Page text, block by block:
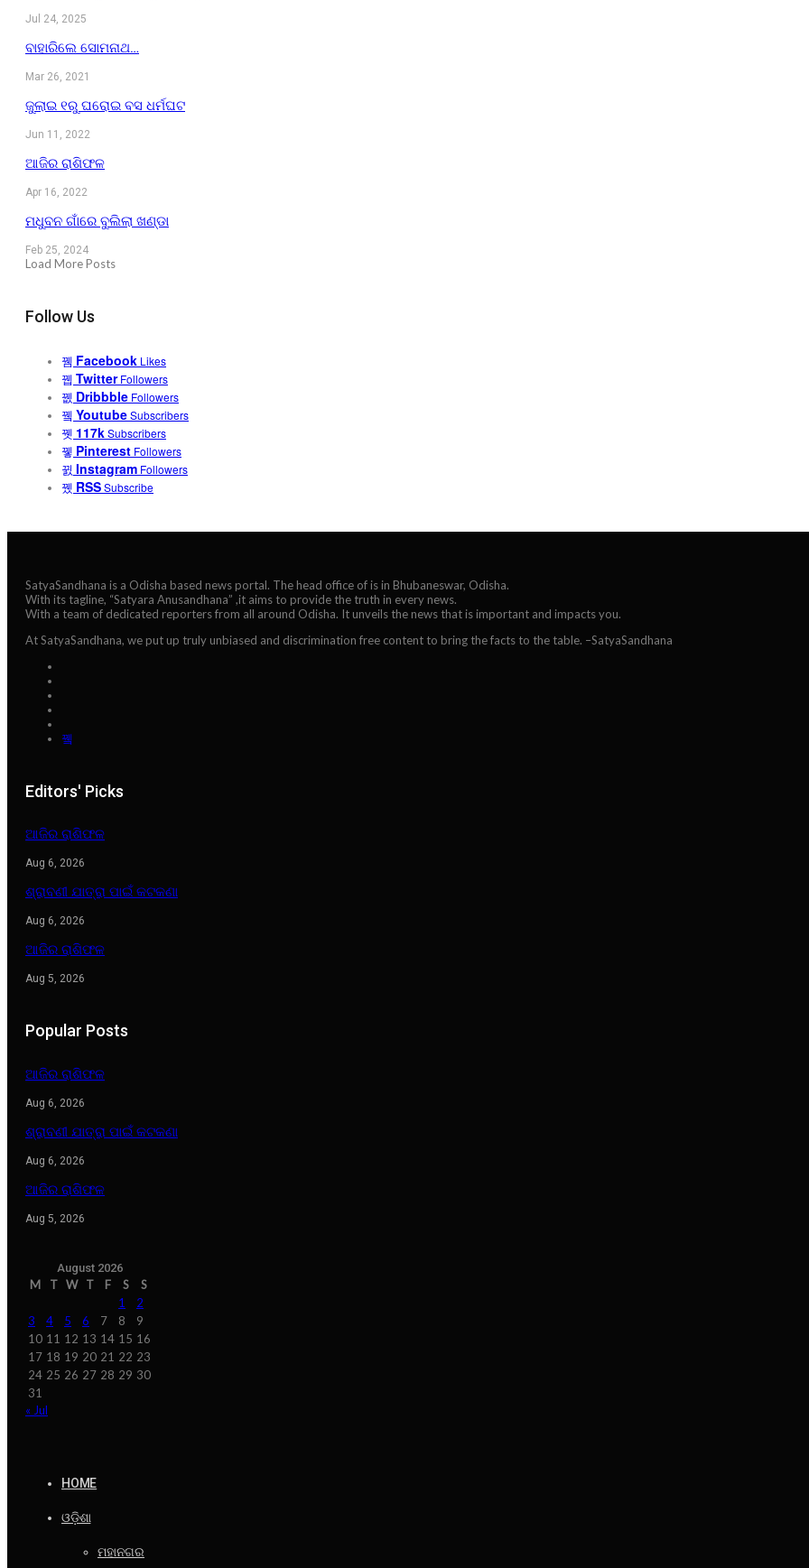
Jul 24, 2025
ବାହାରିଲେ ସୋମନାଥ…
Mar 26, 2021
ଜୁଲାଇ ୧ରୁ ଘରୋଇ ବସ ଧର୍ମଘଟ
Jun 11, 2022
ଆଜିର ରାଶିଫଳ
Apr 16, 2022
ମଧୁବନ ଗାଁରେ ବୁଲିଲା ଖଣ୍ଡା
Feb 25, 2024
Load More Posts
Follow Us
Facebook Likes
Twitter Followers
Dribbble Followers
YoutubeSubscribers
117kSubscribers
Pinterest Followers
Instagram Followers
RSSSubscribe
SatyaSandhana is a Odisha based news portal. The head office of is in Bhubaneswar, Odisha.
With its tagline, “Satyara Anusandhana” ,it aims to provide the truth in every news.
With a team of dedicated reporters from all around Odisha. It unveils the news that is important and impacts you.
At SatyaSandhana, we put up truly unbiased and discrimination free content to bring the facts to the table. –SatyaSandhana
Editors' Picks
ଆଜିର ରାଶିଫଳ
Aug 6, 2026
ଶ୍ରାବଣୀ ଯାତ୍ରା ପାଇଁ କଟକଣା
Aug 6, 2026
ଆଜିର ରାଶିଫଳ
Aug 5, 2026
Popular Posts
ଆଜିର ରାଶିଫଳ
Aug 6, 2026
ଶ୍ରାବଣୀ ଯାତ୍ରା ପାଇଁ କଟକଣା
Aug 6, 2026
ଆଜିର ରାଶିଫଳ
Aug 5, 2026
August 2026
M T W T F S
S
1
2
3
4 5 6 7 8
9
10 11 12 13 14 15 16
17 18 19 20 21 22 23
24 25 26 27 28 29 30
31
« Jul
HOME
ଓଡ଼ିଶା
ମହାନଗର